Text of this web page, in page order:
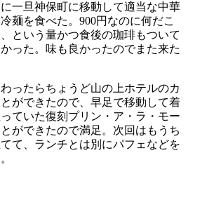
一旦神保町に移動して適当な中華
麺を食べた。900円なのに何だこ
という量かつ食後の珈琲もついて
った。味も良かったのでまた来た
ったらちょうど山の上ホテルのカ
ができたので、早足で移動して着
ていた復刻プリン・ア・ラ・モー
ができたので満足。次回はもうち
て、ランチとは別にパフェなどを